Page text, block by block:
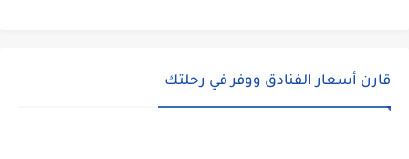
قارن أسعار الفنادق ووفر في رحلتك